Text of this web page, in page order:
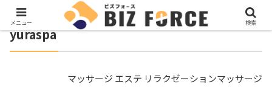
yuraspa
マッサージ エステ リラクゼーションマッサージ
メニュー 検索